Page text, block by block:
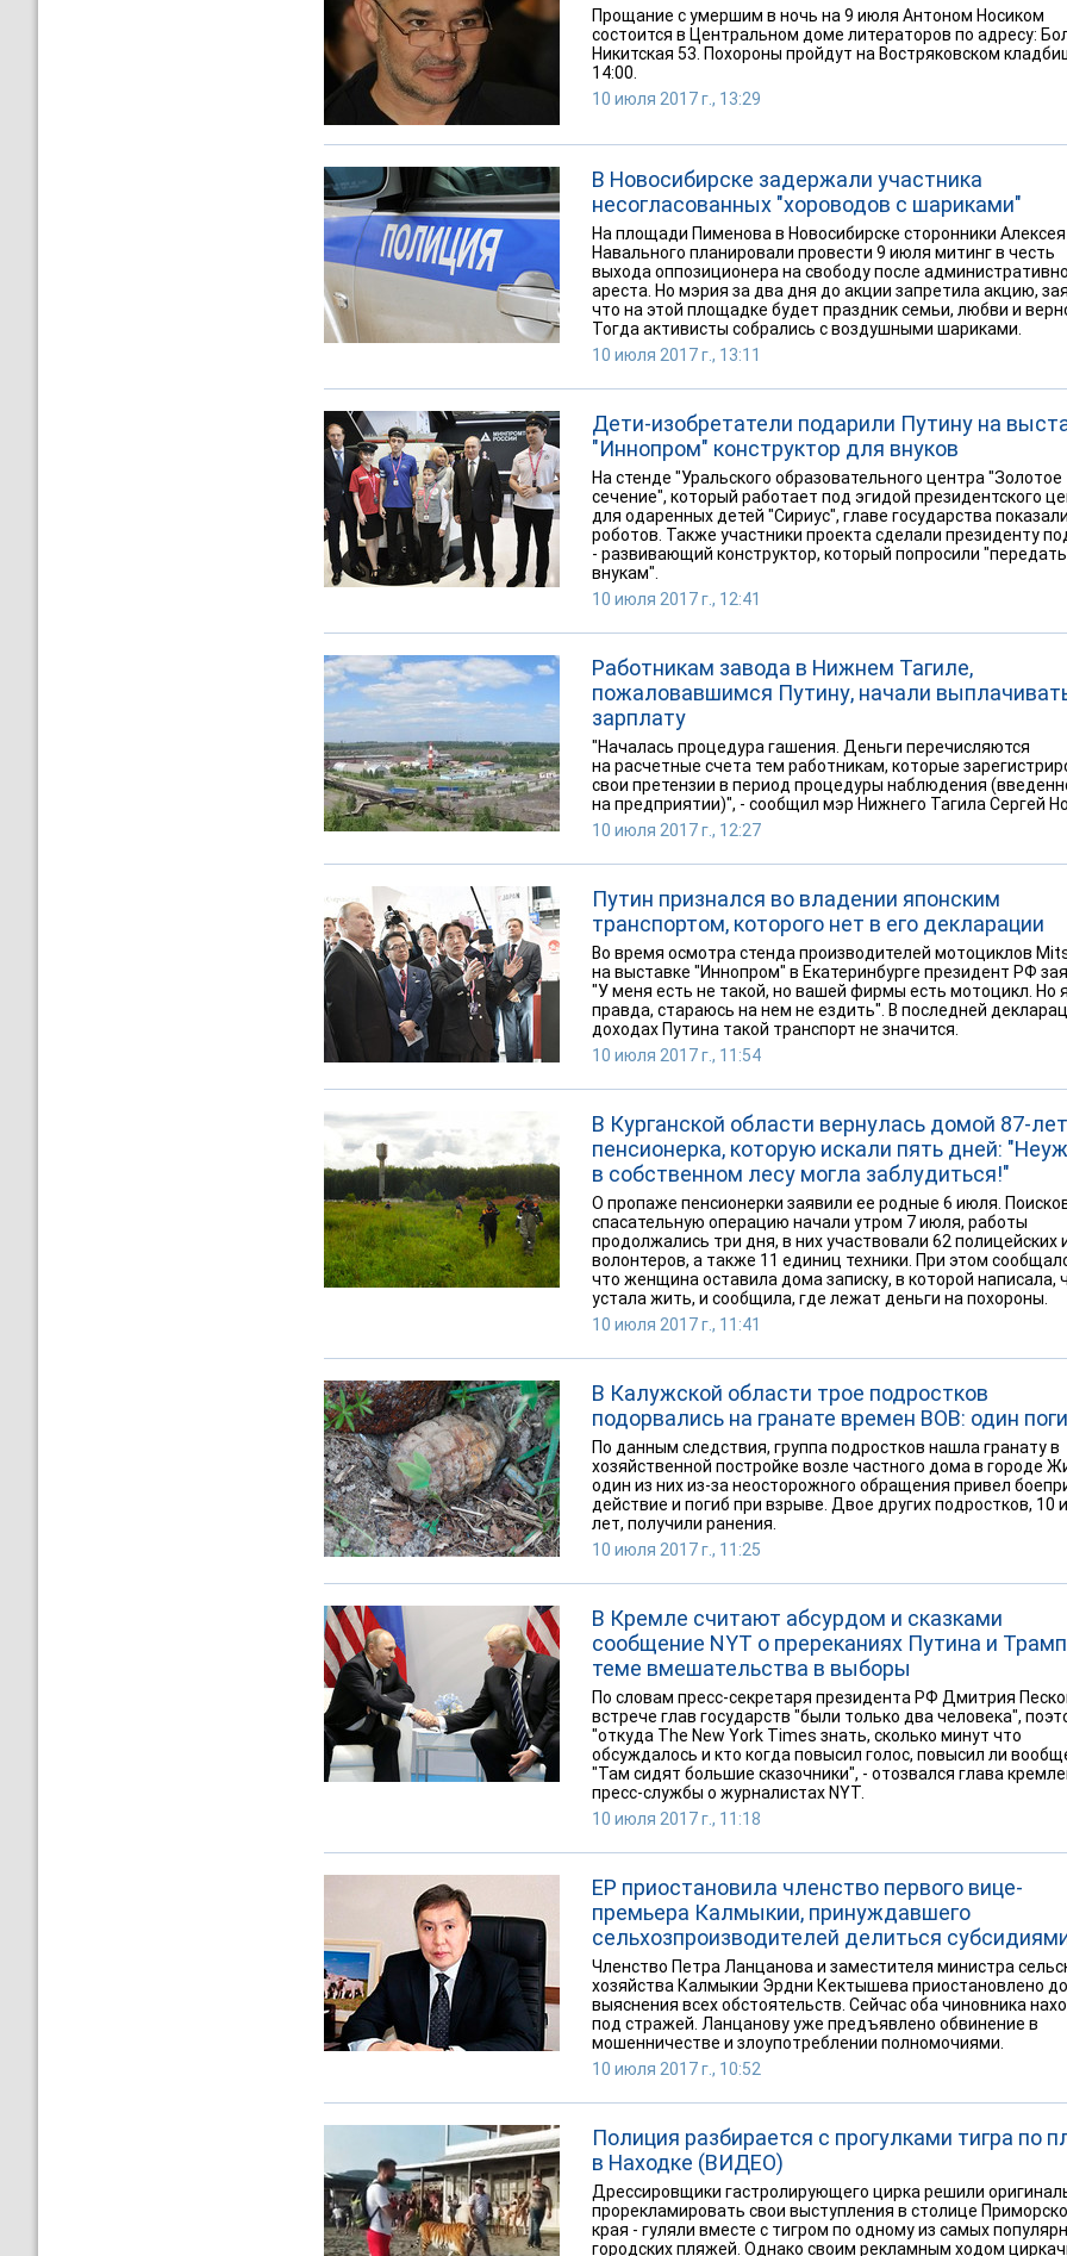
Прощание с умершим в ночь на 9 июля Антоном Носиком
состоится в Центральном доме литераторов по адресу:
Никитская 53. Похороны пройдут на Востряковском
14:00.
10 июля 2017 г., 13:29
В Новосибирске задержали участника
несогласованных "хороводов с шариками"
На площади Пименова в Новосибирске сторонники Алексея
Навального планировали провести 9 июля митинг в честь
выхода оппозиционера на свободу после
ареста. Но мэрия за два дня до акции запретила акцию,
что на этой площадке будет праздник семьи, любви и
Тогда активисты собрались с воздушными шариками.
10 июля 2017 г., 13:11
Дети-изобретатели подарили Путину на
"Иннопром" конструктор для внуков
На стенде "Уральского образовательного центра "Золотое
сечение", который работает под эгидой президентского
для одаренных детей "Сириус", главе государства показали
роботов. Также участники проекта сделали президенту
- развивающий конструктор, который попросили "передать
внукам".
10 июля 2017 г., 12:41
Работникам завода в Нижнем Тагиле,
пожаловавшимся Путину, начали
зарплату
"Началась процедура гашения. Деньги перечисляются
на расчетные счета тем работникам, которые
свои претензии в период процедуры наблюдения
на предприятии)", - сообщил мэр Нижнего Тагила Сергей
10 июля 2017 г., 12:27
Путин признался во владении японским
транспортом, которого нет в его декларации
Во время осмотра стенда производителей мотоциклов
на выставке "Иннопром" в Екатеринбурге президент РФ
"У меня есть не такой, но вашей фирмы есть мотоцикл. Но
правда, стараюсь на нем не ездить". В последней
доходах Путина такой транспорт не значится.
10 июля 2017 г., 11:54
В Курганской области вернулась домой 87-
пенсионерка, которую искали пять дней:
в собственном лесу могла заблудиться!"
О пропаже пенсионерки заявили ее родные 6 июля.
спасательную операцию начали утром 7 июля, работы
продолжались три дня, в них участвовали 62 полицейских
волонтеров, а также 11 единиц техники. При этом
что женщина оставила дома записку, в которой написала,
устала жить, и сообщила, где лежат деньги на похороны.
10 июля 2017 г., 11:41
В Калужской области трое подростков
подорвались на гранате времен ВОВ: один
По данным следствия, группа подростков нашла гранату в
хозяйственной постройке возле частного дома в городе
один из них из-за неосторожного обращения привел
действие и погиб при взрыве. Двое других подростков, 10
лет, получили ранения.
10 июля 2017 г., 11:25
В Кремле считают абсурдом и сказками
сообщение NYT о пререканиях Путина и
теме вмешательства в выборы
По словам пресс-секретаря президента РФ Дмитрия
встрече глав государств "были только два человека",
"откуда The New York Times знать, сколько минут что
обсуждалось и кто когда повысил голос, повысил ли
"Там сидят большие сказочники", - отозвался глава
пресс-службы о журналистах NYT.
10 июля 2017 г., 11:18
ЕР приостановила членство первого вице-
премьера Калмыкии, принуждавшего
сельхозпроизводителей делиться
Членство Петра Ланцанова и заместителя министра
хозяйства Калмыкии Эрдни Кектышева приостановлено до
выяснения всех обстоятельств. Сейчас оба чиновника
под стражей. Ланцанову уже предъявлено обвинение в
мошенничестве и злоупотреблении полномочиями.
10 июля 2017 г., 10:52
Полиция разбирается с прогулками тигра по
в Находке (ВИДЕО)
Дрессировщики гастролирующего цирка решили
прорекламировать свои выступления в столице
края - гуляли вместе с тигром по одному из самых
городских пляжей. Однако своим рекламным ходом